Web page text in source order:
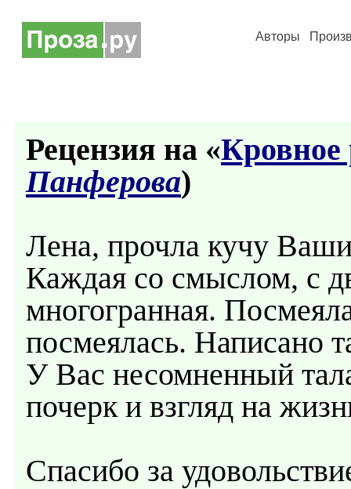
Авторы
Рецензия на «Кровное
Панферова)
Лена, прочла кучу
Каждая со смыслом, с
многогранная.
посмеялась. Написано
У Вас несомненный
почерк и взгляд на
Спасибо за